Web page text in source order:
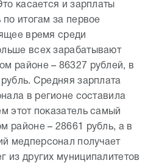
касается и зарплаты
по итогам за первое
время среди
всех зарабатывают
районе – 86327 рублей, в
Средняя зарплата
в регионе составила
этот показатель самый
районе – 28661 рубль, а в
медперсонал получает
из других муниципалитетов